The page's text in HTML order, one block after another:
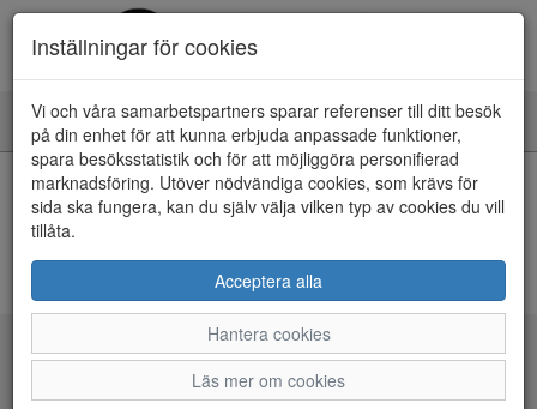
Toggle
navigation
HEM
Kunde inte hitta några artiklar...
ÅNGRA KÖP
Inställningar för cookies
Vi och våra samarbetspartners sparar referenser till ditt besök
på din enhet för att kunna erbjuda anpassade funktioner,
spara besöksstatistik och för att möjliggöra personifierad
marknadsföring. Utöver nödvändiga cookies, som krävs för
sida ska fungera, kan du själv välja vilken typ av cookies du vill
tillåta.
Acceptera alla
Hantera cookies
Läs mer om cookies
Tjänster